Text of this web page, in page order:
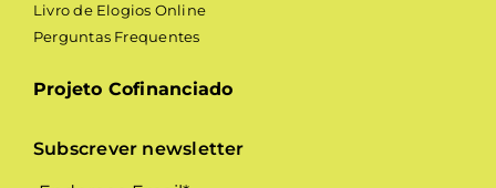
Livro de Elogios Online
Perguntas Frequentes
Projeto Cofinanciado
Subscrever newsletter